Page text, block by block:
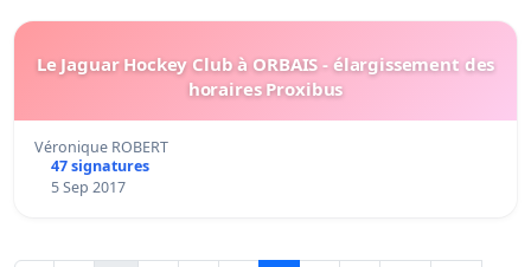
Le Jaguar Hockey Club à ORBAIS - élargissement des
horaires Proxibus
Véronique ROBERT
47 signatures
5 Sep 2017